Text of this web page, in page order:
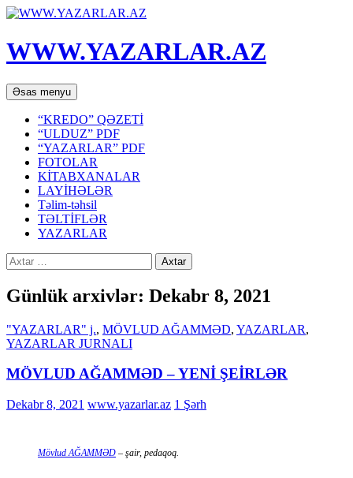
WWW.YAZARLAR.AZ
Axtar
Əsas menyu Mühtəviyyata
keç
“KREDO” QƏZETİ
“ULDUZ” PDF
“YAZARLAR” PDF
FOTOLAR
KİTABXANALAR
LAYİHƏLƏR
Təlim-təhsil
TƏLTİFLƏR
YAZARLAR
Axtarış:
Günlük arxivlər: Dekabr 8, 2021
"YAZARLAR" j., MÖVLUD AĞAMMƏD, YAZARLAR,
YAZARLAR JURNALI
MÖVLUD AĞAMMƏD – YENİ ŞEİRLƏR
Dekabr 8, 2021 www.yazarlar.az 1 Şərh
Mövlud AĞAMMƏD – şair, pedaqoq.